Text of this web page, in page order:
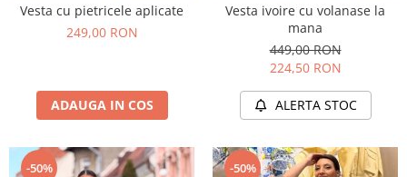
Vesta cu pietricele aplicate
249,00 RON
ADAUGA IN COS
Vesta ivoire cu volanase la
mana
449,00 RON
224,50 RON
ALERTA STOC
-50% -50%